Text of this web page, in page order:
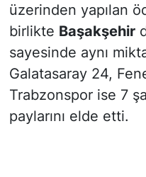
üzerinden yapılan
birlikte Başakşehir
sayesinde aynı
Galatasaray 24,
Trabzonspor ise 7
paylarını elde etti.